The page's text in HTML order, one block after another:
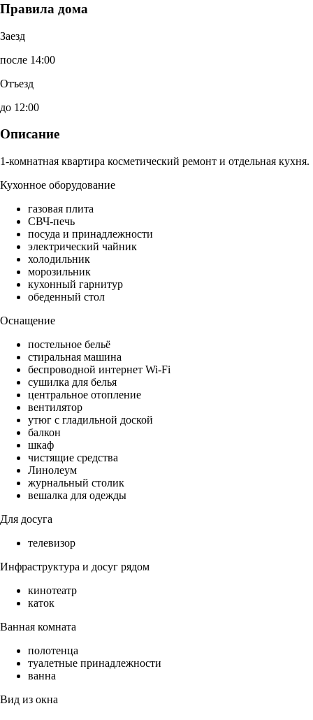
Правила дома
Заезд
после 14:00
Отъезд
до 12:00
Описание
1-комнатная квартира косметический ремонт и отдельная кухня.
Кухонное оборудование
газовая плита
СВЧ-печь
посуда и принадлежности
электрический чайник
холодильник
морозильник
кухонный гарнитур
обеденный стол
Оснащение
постельное бельё
стиральная машина
беспроводной интернет Wi-Fi
сушилка для белья
центральное отопление
вентилятор
утюг с гладильной доской
балкон
шкаф
чистящие средства
Линолеум
журнальный столик
вешалка для одежды
Для досуга
телевизор
Инфраструктура и досуг рядом
кинотеатр
каток
Ванная комната
полотенца
туалетные принадлежности
ванна
Вид из окна